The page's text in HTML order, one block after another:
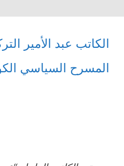
الكاتب عبد الأمير
المسرح السياسي